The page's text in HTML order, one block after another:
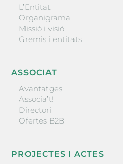
L’Entitat
Organigrama
Missió i visió
Gremis i entitats
ASSOCIAT
Avantatges
Associa’t!
Directori
Ofertes B2B
PROJECTES I ACTES